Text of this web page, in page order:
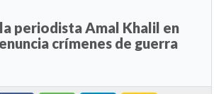
periodista Amal Khalil en
crímenes de guerra